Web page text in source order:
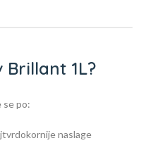
1L?
se po:
naslage